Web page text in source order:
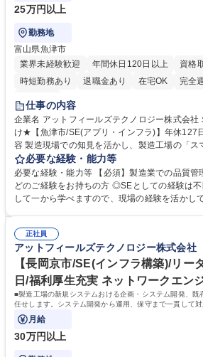
25万円以上
勤務地
富山県魚津市
業界未経験歓迎
年間休日120日以上
資格
時短勤務あり
退職金あり 在宅OK 完全
服装自由
仕事の内容
企業名 アットフィールズテクノロジー株式会社 求人名 ★製造業経験者向
け★【魚津市/SE(アプリ・インフラ)】年休127日/福利
容 製造現場での知見を活かし、製造工場の「ス
ムの企画・開発・運用に携わっていただきます
力で形にするポジションです。製造工場の新規システム
テム開発、既存システムの機能改修、インフラ
システム開発・インフラ構築から運用、保守ま
【開発言語】Visual Basic/.NET/Proc/C++/PHP/
スキル】Oracle DB/SQLなど 募集職種 ★製造業経験者向け★【魚津市/SE
(アプリ・インフラ)】年休127日/福利厚生充実
必要な経験・能力等
必要な経験・能力等 【必須】製造業での品質管
どのご経験をお持ちの方 ◎SEとしての経験は
して一から学べますので、現場の経験を活かし
設計の土台となり、活躍できるポジションです
と世界的大手グループの資本力を背景に、スマ
日127日、フルフレックスやリモート活用など
スが取りやすい環境の中で、SEとして長期的に
す！ 学歴・資格 学歴：大学院 大学 高専 語学力
正社員
アットフィールズテクノロジー株式会社
【長岡京市/SE(インフラ構築)/リー
日/福利厚生充実 ネットワークエン
■製造工場の新規システムおける企画・システム開発、既
任せします。システム開発から運用、保守まで一貫して
ジェクトマネージャーをお任せします。
月給
30万円以上